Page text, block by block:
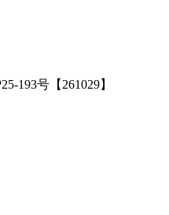
193号【261029】